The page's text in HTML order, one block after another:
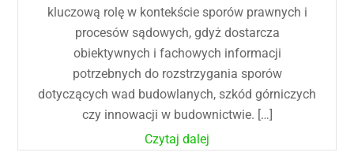
kluczową rolę w kontekście sporów prawnych i
procesów sądowych, gdyż dostarcza
obiektywnych i fachowych informacji
potrzebnych do rozstrzygania sporów
dotyczących wad budowlanych, szkód górniczych
czy innowacji w budownictwie. […]
Czytaj dalej